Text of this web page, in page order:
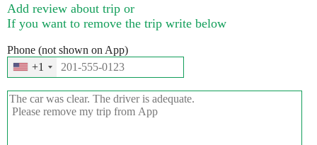
Add review about trip or
If you want to remove the trip write below
Phone (not shown on App)
+1